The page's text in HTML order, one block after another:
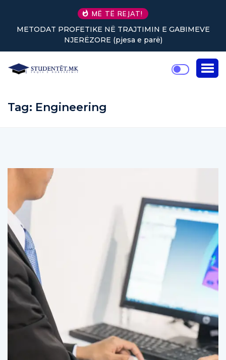
MË TË REJAT!
METODAT PROFETIKE NË TRAJTIMIN E GABIMEVE
NJERËZORE (pjesa e parë)
Tag: Engineering